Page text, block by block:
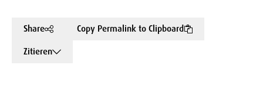
Share
Copy Permalink to Clipboard
Zitieren